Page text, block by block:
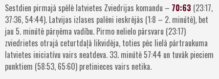
Sestdien pirmajā spēlē latvietes Zviedrijas komandu – 70:63 (23:17,
37:36, 54:44). Latvijas izlases palēni ieskrējās (1:8 – 2. minūtē), bet
jau 5. minūtē pārņēma vadību. Pirmo nelielo pārsvaru (23:17)
zviedrietes otrajā ceturtdaļā likvidēja, toties pēc lielā pārtraukuma
latvietes iniciatīvu vairs neatdeva. 33. minūtē 57:44 un tuvāk pieciem
punktiem (58:53, 65:60) pretinieces vairs netika.